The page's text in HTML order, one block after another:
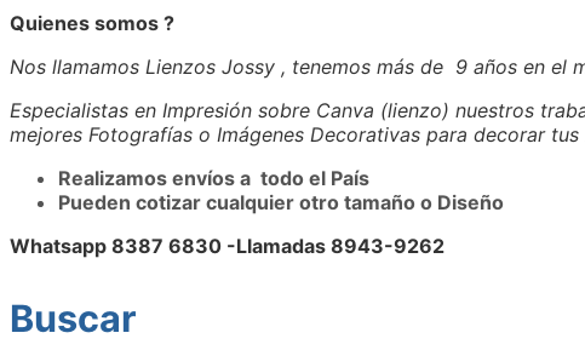
Quienes somos ?
Nos llamamos Lienzos Jossy , tenemos más de 9 años en el
Especialistas en Impresión sobre Canva (lienzo) nuestros
mejores Fotografías o Imágenes Decorativas para decorar tus
Realizamos envíos a todo el País
Pueden cotizar cualquier otro tamaño o Diseño
Whatsapp 8387 6830 -Llamadas 8943-9262
Buscar